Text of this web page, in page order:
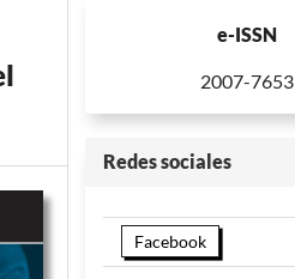
e-ISSN
2007-7653
Redes sociales
Facebook